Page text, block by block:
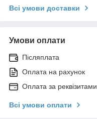
Всі умови доставки
Умови оплати
Післяплата
Оплата на рахунок
Оплата за реквізитами
Всі умови оплати